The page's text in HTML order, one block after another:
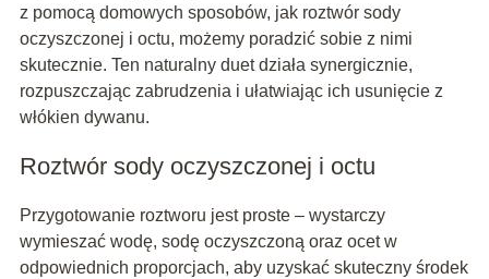
z pomocą domowych sposobów, jak roztwór sody
oczyszczonej i octu, możemy poradzić sobie z nimi
skutecznie. Ten naturalny duet działa synergicznie,
rozpuszczając zabrudzenia i ułatwiając ich usunięcie z
włókien dywanu.
Roztwór sody oczyszczonej i octu
Przygotowanie roztworu jest proste – wystarczy
wymieszać wodę, sodę oczyszczoną oraz ocet w
odpowiednich proporcjach, aby uzyskać skuteczny środek